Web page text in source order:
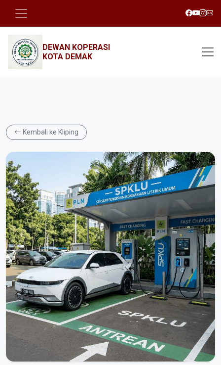
DEWAN KOPERASI
KOTA DEMAK
Kembali ke Kliping